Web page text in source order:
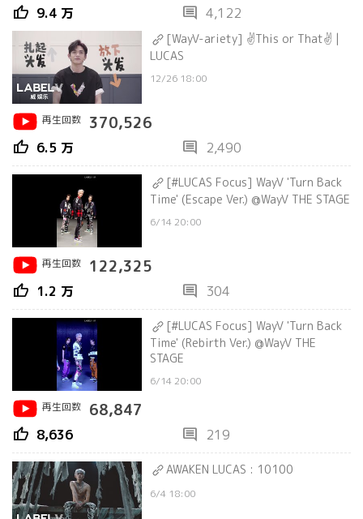
thumb_up 9.4 万 comment 4,122
[WayV-ariety] ✌This or That✌ |
LUCAS
12/26 18:00
再生回数 370,526
thumb_up 6.5 万 comment 2,490
[#LUCAS Focus] WayV 'Turn Back
Time' (Escape Ver.) @WayV THE STAGE
6/14 20:00
再生回数 122,325
thumb_up 1.2 万 comment 304
[#LUCAS Focus] WayV 'Turn Back
Time' (Rebirth Ver.) @WayV THE
STAGE
6/14 20:00
再生回数
68,847
thumb_up 8,636 comment 219
AWAKEN LUCAS : 10100
6/4 18:00